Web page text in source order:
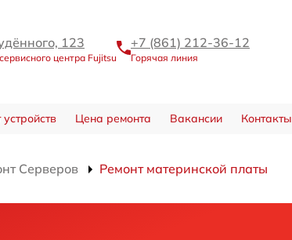
123
центра Fujitsu
+7 (861) 212-36-12
Горячая линия
Цена ремонта Вакансии Контакты
Серверов Ремонт материнской платы